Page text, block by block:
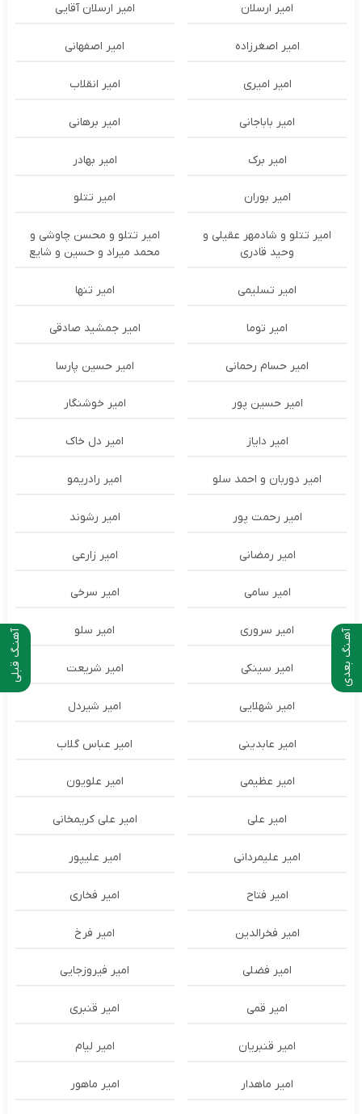
آهنـگ قبلی آهـنگ بعدی
امیر ارسلان امیر ارسلان آقایی
امیر اصغرزاده امیر اصفهانی
امیر امیری امیر انقلاب
امیر باباجانی امیر برهانی
امیر برک امیر بهادر
امیر بوران امیر تتلو
امیر تتلو و شادمهر عقیلی و
وحید قادری
امیر تتلو و محسن چاوشی و
محمد میراد و حسین و شایع
امیر تسلیمی امیر تنها
امیر توما امیر جمشید صادقی
امیر حسام رحمانی امیر حسین پارسا
امیر حسین پور امیر خوشنگار
امیر دایاز امیر دل خاک
امیر دوربان و احمد سلو امیر رادریمو
امیر رحمت پور امیر رشوند
امیر رمضانی امیر زارعی
امیر سامی امیر سرخی
امیر سروری امیر سلو
امیر سینکی امیر شریعت
امیر شهلایی امیر شیردل
امیر عابدینی امیر عباس گلاب
امیر عظیمی امیر علویون
امیر علی امیر علی کریمخانی
امیر علیمردانی امیر علیپور
امیر فتاح امیر فخاری
امیر فخرالدین امیر فرخ
امیر فضلی امیر فیروزجایی
امیر قمی امیر قنبری
امیر قنبریان امیر لیام
امیر ماهدار امیر ماهور